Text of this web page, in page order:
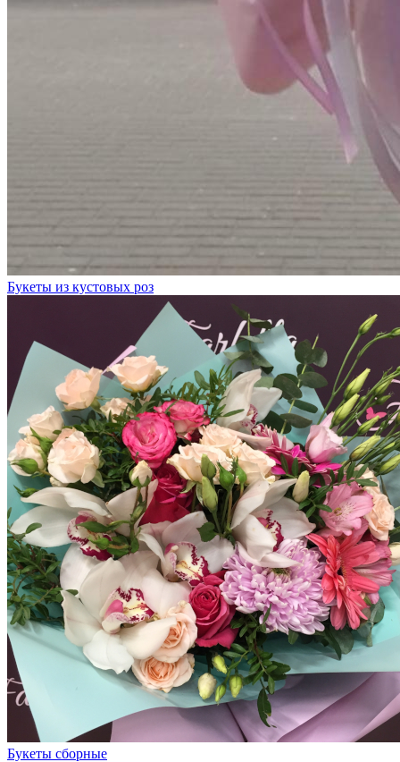
Букеты из кустовых роз
Букеты сборные